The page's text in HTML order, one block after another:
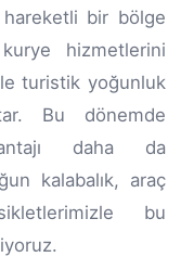
hareketli bir bölge
hizmetlerini
turistik yoğunluk
Bu dönemde
daha da
kalabalık, araç
bu